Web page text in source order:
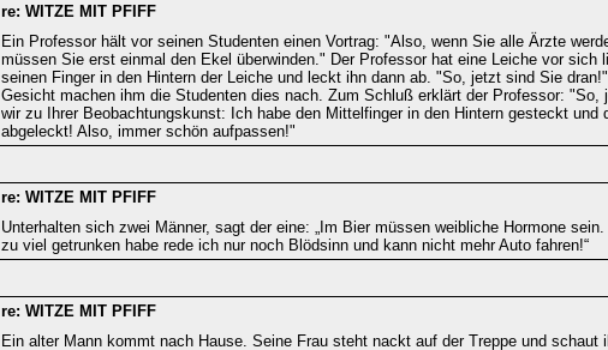
re: WITZE MIT PFIFF
Ein Professor hält vor seinen Studenten einen Vortrag: "Also, wenn Sie alle Ärzte
müssen Sie erst einmal den Ekel überwinden." Der Professor hat eine Leiche vor sich
seinen Finger in den Hintern der Leiche und leckt ihn dann ab. "So, jetzt sind Sie
Gesicht machen ihm die Studenten dies nach. Zum Schluß erklärt der Professor: "So,
wir zu Ihrer Beobachtungskunst: Ich habe den Mittelfinger in den Hintern gesteckt und
abgeleckt! Also, immer schön aufpassen!"
re: WITZE MIT PFIFF
Unterhalten sich zwei Männer, sagt der eine: „Im Bier müssen weibliche Hormone
zu viel getrunken habe rede ich nur noch Blödsinn und kann nicht mehr Auto fahren!“
re: WITZE MIT PFIFF
Ein alter Mann kommt nach Hause. Seine Frau steht nackt auf der Treppe und schaut